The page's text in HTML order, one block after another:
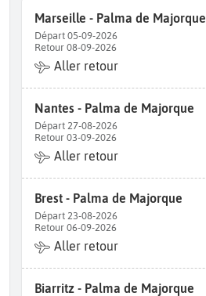
Marseille - Palma de Majorque
Départ 05-09-2026
Retour 08-09-2026
Aller retour
Nantes - Palma de Majorque
Départ 27-08-2026
Retour 03-09-2026
Aller retour
Brest - Palma de Majorque
Départ 23-08-2026
Retour 06-09-2026
Aller retour
Biarritz - Palma de Majorque